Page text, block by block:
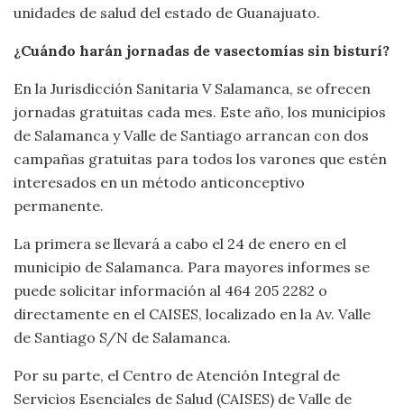
unidades de salud del estado de Guanajuato.
¿Cuándo harán jornadas de vasectomías sin bisturí?
En la Jurisdicción Sanitaria V Salamanca, se ofrecen
jornadas gratuitas cada mes. Este año, los municipios
de Salamanca y Valle de Santiago arrancan con dos
campañas gratuitas para todos los varones que estén
interesados en un método anticonceptivo
permanente.
La primera se llevará a cabo el 24 de enero en el
municipio de Salamanca. Para mayores informes se
puede solicitar información al 464 205 2282 o
directamente en el CAISES, localizado en la Av. Valle
de Santiago S/N de Salamanca.
Por su parte, el Centro de Atención Integral de
Servicios Esenciales de Salud (CAISES) de Valle de